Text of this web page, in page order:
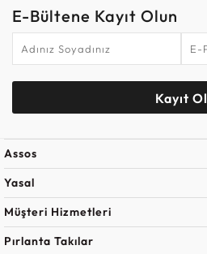
E-Bültene Kayıt Olun
Kayıt Ol
Assos
Yasal
Müşteri Hizmetleri
Pırlanta Takılar